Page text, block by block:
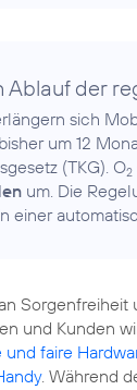
Ablauf der
sich
um 12
(TKG). O2
um. Die
Sorgenfreiheit
und Kunden
und faire
. Während